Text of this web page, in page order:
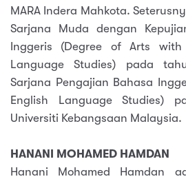
MARA Indera Mahkota.
Sarjana Muda dengan
Inggeris (Degree of Arts
Language Studies) pada
Sarjana Pengajian Bahasa
English Language Studies)
Universiti Kebangsaan Malaysia.
HANANI MOHAMED HAMDAN
Hanani Mohamed Hamdan